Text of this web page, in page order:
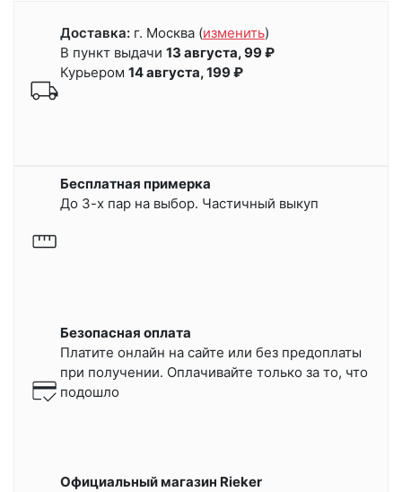
Доставка: г. Москва (изменить)
В пункт выдачи 13 августа, 99 ₽
Курьером 14 августа, 199 ₽
Бесплатная примерка
До 3-х пар на выбор. Частичный выкуп
Безопасная оплата
Платите онлайн на сайте или без предоплаты
при получении. Оплачивайте только за то, что
подошло
Официальный магазин Rieker